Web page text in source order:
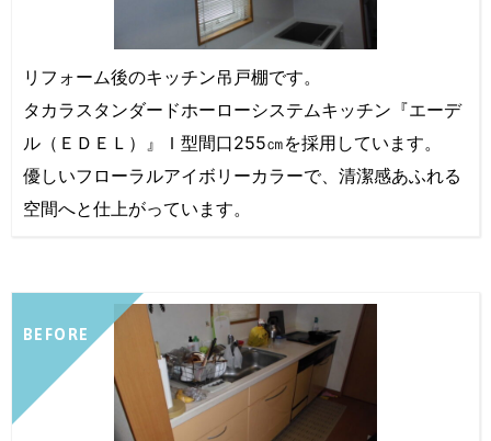
リフォーム後のキッチン吊戸棚です。
タカラスタンダードホーローシステムキッチン『エーデ
ル（ＥＤＥＬ）』Ｉ型間口255㎝を採用しています。
優しいフローラルアイボリーカラーで、清潔感あふれる
空間へと仕上がっています。
BEFORE